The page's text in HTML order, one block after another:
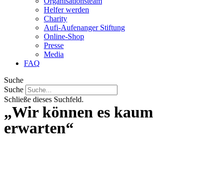
Helfer werden
Charity
Aufi-Aufenanger Stiftung
Online-Shop
Presse
Media
FAQ
Suche
Suche
Schließe dieses Suchfeld.
„Wir können es kaum
erwarten“